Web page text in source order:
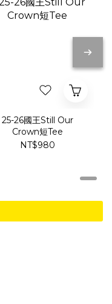
25-26國王Still Our
Crown短Tee
NT$980